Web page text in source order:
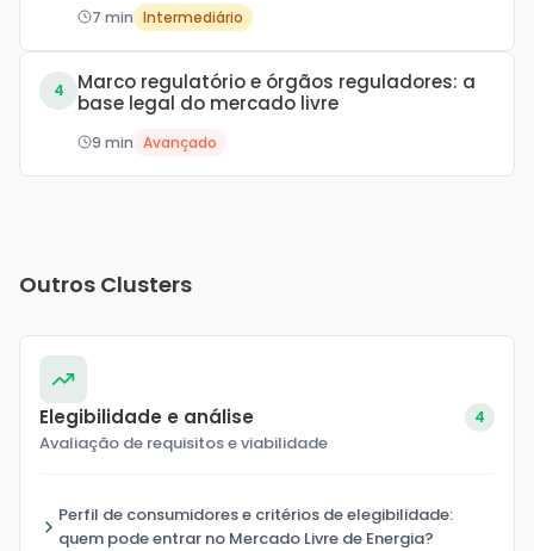
7 min Intermediário
4
Marco regulatório e órgãos reguladores: a
base legal do mercado livre
9 min Avançado
Outros Clusters
Elegibilidade e análise 4
Avaliação de requisitos e viabilidade
Perfil de consumidores e critérios de elegibilidade:
quem pode entrar no Mercado Livre de Energia?